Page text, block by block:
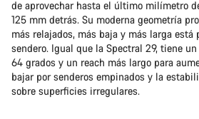
de aprovechar hasta el último milímetro
125 mm detrás. Su moderna geometría
más relajados, más baja y más larga está
sendero. Igual que la Spectral 29, tiene
64 grados y un reach más largo para
bajar por senderos empinados y la
sobre superficies irregulares.